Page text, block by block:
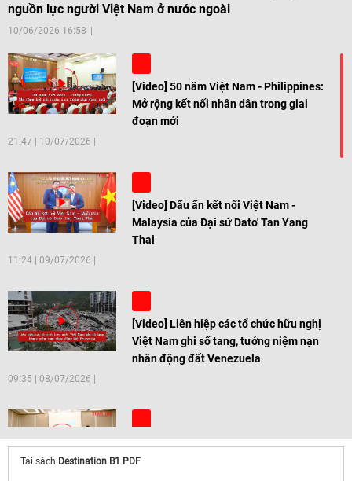
nguồn lực người Việt Nam ở nước ngoài
10/06/2026 16:58
[Video] 50 năm Việt Nam - Philippines:
Mở rộng kết nối nhân dân trong giai
đoạn mới
21:47 | 10/07/2026
[Video] Dấu ấn kết nối Việt Nam -
Malaysia của Đại sứ Dato' Tan Yang
Thai
11:24 | 09/07/2026
[Video] Liên hiệp các tổ chức hữu nghị
Việt Nam ghi sổ tang, tưởng niệm nạn
nhân động đất Venezuela
09:35 | 08/07/2026
[Video] Trẻ em Đông Á cùng kiến tạo
giải pháp cho những thách thức chung
Tải sách Destination B1 PDF